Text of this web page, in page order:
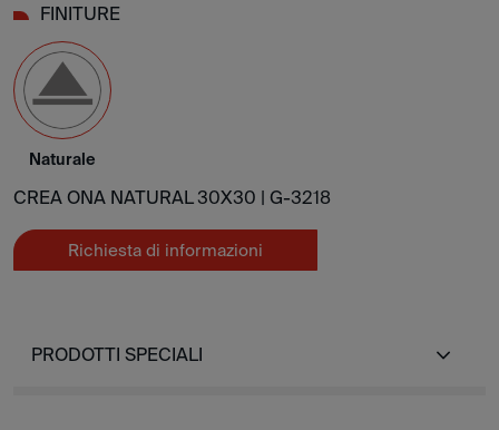
FINITURE
Naturale
CREA ONA NATURAL 30X30 | G-3218
Richiesta di informazioni
PRODOTTI SPECIALI